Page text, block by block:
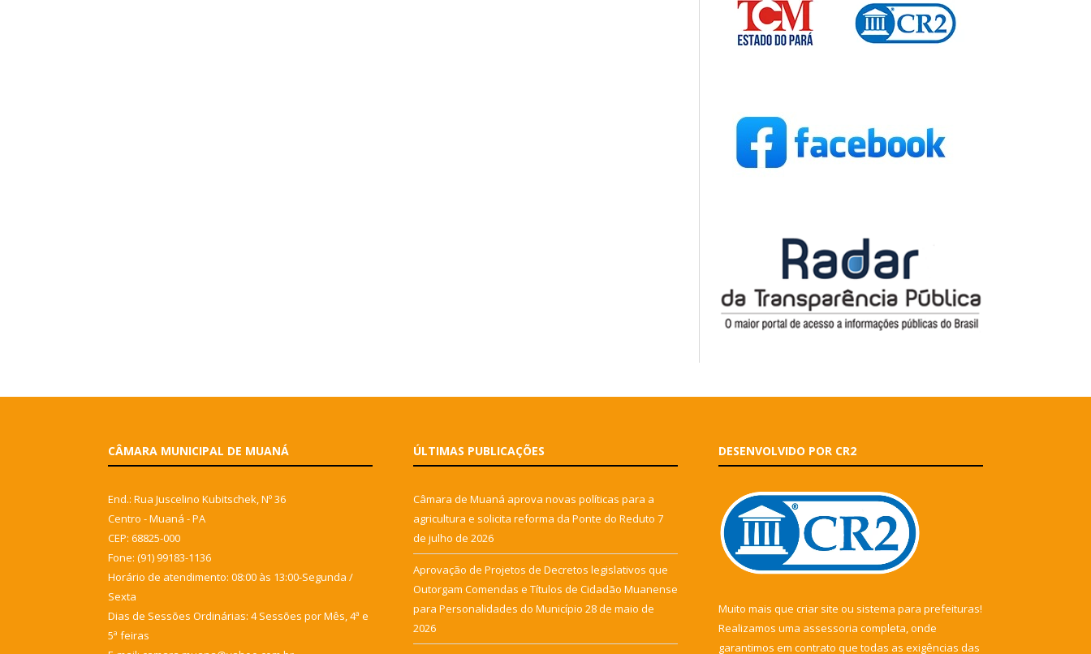
CÂMARA MUNICIPAL DE MUANÁ
End.: Rua Juscelino Kubitschek, Nº 36
Centro - Muaná - PA
CEP: 68825-000
Fone: (91) 99183-1136
Horário de atendimento: 08:00 às 13:00-Segunda /
Sexta
Dias de Sessões Ordinárias: 4 Sessões por Mês, 4ª e
5ª feiras
ÚLTIMAS PUBLICAÇÕES
Câmara de Muaná aprova novas políticas para a
agricultura e solicita reforma da Ponte do Reduto 7
de julho de 2026
Aprovação de Projetos de Decretos legislativos que
Outorgam Comendas e Títulos de Cidadão Muanense
para Personalidades do Município 28 de maio de
2026
DESENVOLVIDO POR CR2
Muito mais que criar site ou sistema para prefeituras!
Realizamos uma assessoria completa, onde
garantimos em contrato que todas as exigências das